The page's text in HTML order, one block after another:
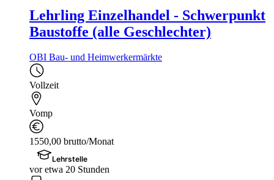
Lehrling Einzelhandel - Schwerpunkt
Baustoffe (alle Geschlechter)
OBI Bau- und Heimwerkermärkte
Vollzeit
Vomp
1550,00 brutto/Monat
Lehrstelle
vor etwa 20 Stunden